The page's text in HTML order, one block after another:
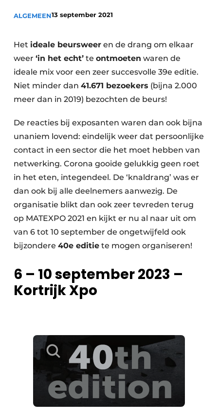
Vacature aanmelden
Video’s
ALGEMEEN13 september 2021
Het ideale beursweer en de drang om elkaar
weer ‘in het echt’ te ontmoeten waren de
ideale mix voor een zeer succesvolle 39e editie.
Niet minder dan 41.671 bezoekers (bijna 2.000
meer dan in 2019) bezochten de beurs!
De reacties bij exposanten waren dan ook bijna
unaniem lovend: eindelijk weer dat persoonlijke
contact in een sector die het moet hebben van
netwerking. Corona gooide gelukkig geen roet
in het eten, integendeel. De ‘knaldrang’ was er
dan ook bij alle deelnemers aanwezig. De
organisatie blikt dan ook zeer tevreden terug
op MATEXPO 2021 en kijkt er nu al naar uit om
van 6 tot 10 september de ongetwijfeld ook
bijzondere 40e editie te mogen organiseren!
6 – 10 september 2023 –
Kortrijk Xpo